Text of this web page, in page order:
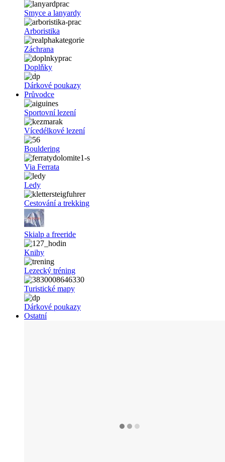
Smyce a lanyardy
Arboristika
Záchrana
Doplňky
Dárkové poukazy
Průvodce
Sportovní lezení
Vícedélkové lezení
Bouldering
Via Ferrata
Ledy
Cestování a trekking
Skialp a freeride
Knihy
Lezecký tréning
Turistické mapy
Dárkové poukazy
Ostatní